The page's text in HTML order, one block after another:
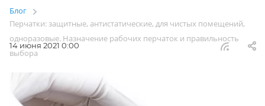
Блог
Перчатки: защитные, антистатические, для чистых помещений,
одноразовые. Назначение рабочих перчаток и правильность
выбора
14 июня 2021 0:00